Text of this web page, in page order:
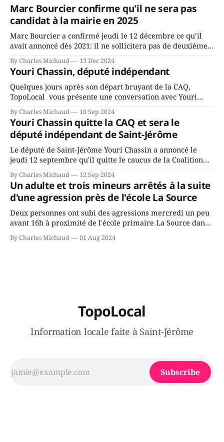
Marc Bourcier confirme qu'il ne sera pas
candidat à la mairie en 2025
Marc Bourcier a confirmé jeudi le 12 décembre ce qu’il
avait annoncé dès 2021: il ne sollicitera pas de deuxième
mandat à titre de maire de Saint-Jérôme. Bourcier en a
fait l’annonce en s’adressant aux employés de la ville,
rassemblés en soirée pour leur traditionnel souper
By Charles Michaud 13 Dec 2024
Youri Chassin, député indépendant
Quelques jours après son départ bruyant de la CAQ,
TopoLocal vous présente une conversation avec Youri
Chassin. Nous avons causé de sa décision. Y songeait-il
depuis longtemps? Sera-t-il candidat indépendant dans 2
ans? Joindrait-il un autre parti, par exemple les
conservateurs d’Éric Duhaime? Que lui
By Charles Michaud 16 Sep 2024
Youri Chassin quitte la CAQ et sera le
député indépendant de Saint-Jérôme
Le député de Saint-Jérôme Youri Chassin a annoncé le
jeudi 12 septembre qu'il quitte le caucus de la Coalition
Avenir Québec de François Legault parce qu'il est déçu du
gouvernement de la CAQ, surtout de son incapacité, qu'il
juge chronique, à offrir des
By Charles Michaud 12 Sep 2024
Un adulte et trois mineurs arrêtés à la suite
d'une agression près de l'école La Source
Deux personnes ont subi des agressions mercredi un peu
avant 16h à proximité de l'école primaire La Source dans
le secteur Bellefeuille de Saint-Jérôme. L'une de deux
victimes aurait été écrasée sous un véhicule et aspergée
By Charles Michaud 01 Aug 2024
TopoLocal
Information locale faite à Saint-Jérôme
Subscribe